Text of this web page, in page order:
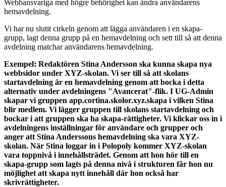
Webbansvariga med högre behörighet kan ändra användarens
hemavdelning.
Vi har nu slutit cirkeln genom att lägga användaren i en skapa-
grupp, lagt denna grupp på en hemavdelning och sett till så att denna
avdelning matchar användarens hemavdelning.
Exempel: Redaktören Stina Andersson ska kunna skapa nya
webbsidor under XYZ-skolan. Vi ser till så att skolans
startavdelning är en hemavdelning genom att bocka i detta
alternativ under avdelningens "Avancerat"-flik. I UG-Admin
skapar vi gruppen app.cortina.skolor.xyz.skapa i vilken Stina
blir medlem. Vi lägger gruppen till skolans startavdelning och
bockar i att gruppen ska ha skapa-rättigheter. Vi klickar oss in i
avdelningens inställningar för användare och grupper och
anger att Stina Anderssons hemavdelning ska vara XYZ-
skolan. När Stina loggar in i Polopoly kommer XYZ-skolan
vara toppnivå i innehållsträdet. Genom att hon hör till en
skapa-grupp som lagts på denna nivå i strukturen får hon nu
möjlighet att skapa nytt innehåll där hon också har
skrivrättigheter.